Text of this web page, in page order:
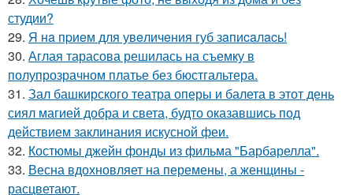
студии?
29. Я нa пpиeм для увeличeния губ зaпиcaлacь!
30. Аглая тарасова решилась на съемку в
полупрозрачном платье без бюстгальтера.
31. Зал башкирского театра оперы и балета в этот день
сиял магией добра и света, будто оказавшись под
действием заклинания искусной феи.
32. Костюмы джейн фонды из фильма "Барбарелла".
33. Весна вдохновляет на перемены, а женщины -
расцветают.